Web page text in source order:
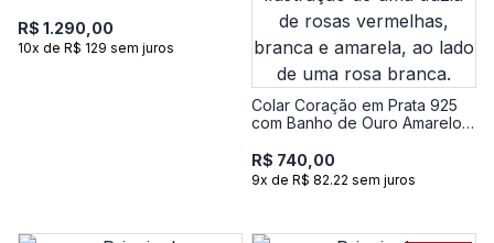
Topázio - 50 cm
R$ 1.290,00
10x de R$ 129 sem juros
Colar Coração em Prata 925
com Banho de Ouro Amarelo
R$ 740,00
9x de R$ 82.22 sem juros